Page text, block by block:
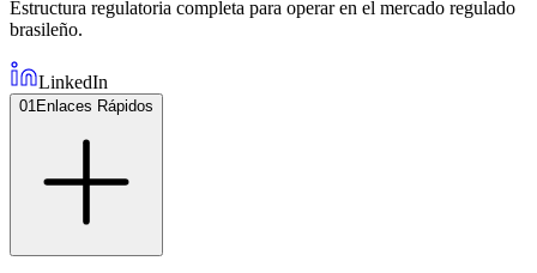
Estructura regulatoria completa para operar en el mercado regulado
brasileño.
LinkedIn
01 Enlaces Rápidos